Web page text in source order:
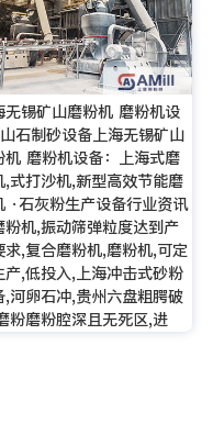
无锡矿山磨粉机 磨粉机设
石制砂设备上海无锡矿山
机 磨粉机设备：上海式磨
,式打沙机,新型高效节能磨
·石灰粉生产设备行业资讯
粉机,振动筛弹粒度达到产
求,复合磨粉机,磨粉机,可定
产,低投入,上海冲击式砂粉
,河卵石冲,贵州六盘粗腭破
粉磨粉腔深且无死区,进